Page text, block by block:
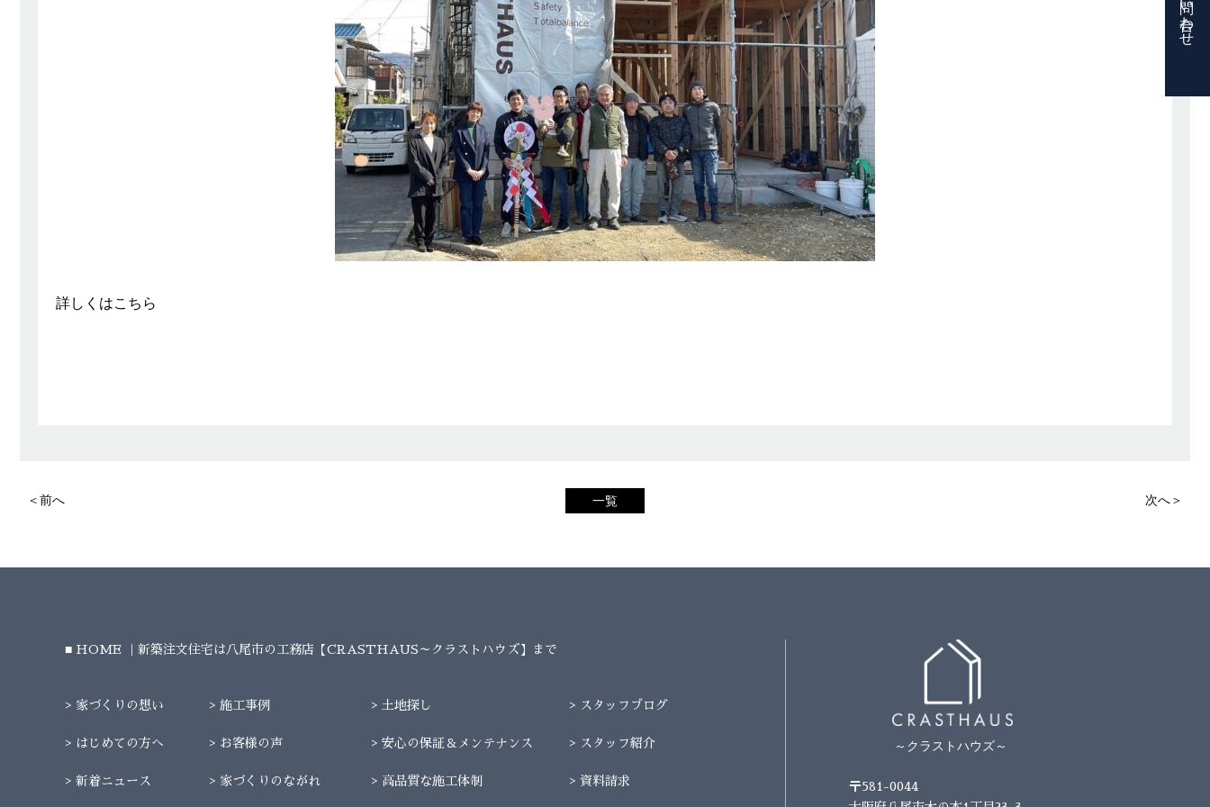
詳しくはこちら
一覧
＜前へ 次へ＞
HOME ｜新築注文住宅は八尾市の工務店【CRASTHAUS～クラストハウズ】まで
家づくりの想い
はじめての方へ
新着ニュース
施工事例
お客様の声
家づくりのながれ
土地探し
安心の保証＆メンテナンス
高品質な施工体制
スタッフブログ
スタッフ紹介
資料請求
～クラストハウズ～
〒581-0044